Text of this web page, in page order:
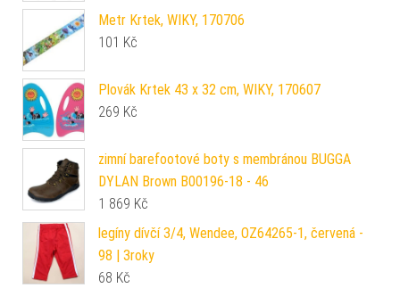
Metr Krtek, WIKY, 170706
101 Kč
Plovák Krtek 43 x 32 cm, WIKY, 170607
269 Kč
zimní barefootové boty s membránou BUGGA
DYLAN Brown B00196-18 - 46
1 869 Kč
legíny dívčí 3/4, Wendee, OZ64265-1, červená -
98 | 3roky
68 Kč